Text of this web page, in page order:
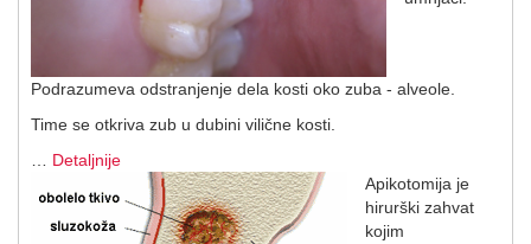
Podrazumeva odstranjenje dela kosti oko zuba - alveole.
Time se otkriva zub u dubini vilične kosti.
Detaljnije
Apikotomija je
hirurški zahvat
kojim